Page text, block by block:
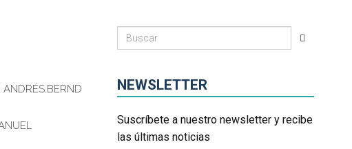
ANDRÉS,BERND
NEWSLETTER
Suscríbete a nuestro newsletter y recibe
las últimas noticias